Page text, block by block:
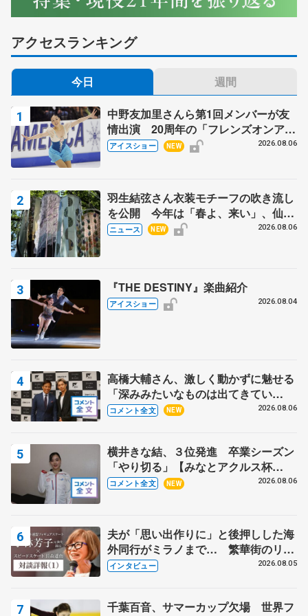
アクセスランキング
今日 週間
中野友加里さんら第1回メンバーが友
情出演 20周年の「フレンズオンアイ
ス」 宮本賢二さん、有川梨絵さん、
アイスショー NEW 2026.08.06
羽生結弦さん衣装モチーフの吹き流し
を公開 今年は「春よ、来い」、仙台
の瑞鳳殿
ニュース NEW 2026.08.06
『THE DESTINY』楽曲紹介
アイスショー 2026.08.04
高橋大輔さん、激しく動かずに魅せる
「深みみたいなものは出てきてい
る？」 〝兄さん〟と慕うレジェンド
コメント全文 NEW 2026.08.06
横井きな結、３位発進 卒業シーズン
「やり切る」【みなとアクルス杯
SP】
コメント全文 NEW 2026.08.06
夫が「思い出作りに」と後押しした海
外同行がミラノまで… 繁華街のリン
クでは不良のお兄さんも味方に 小林
インタビュー 2026.08.05
千葉百音、サマーカップ欠場 世界フ